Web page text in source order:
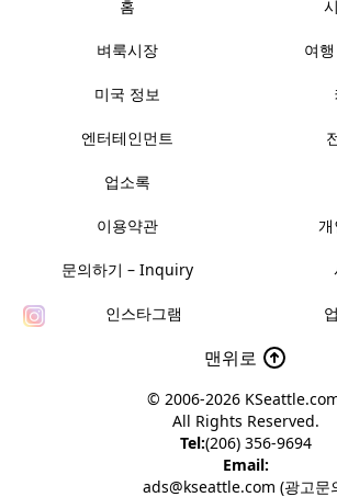
홈
벼룩시장 여
미국 정보
엔터테인먼트
업소록
이용약관 개
문의하기 – Inquiry
인스타그램
맨위로
© 2006-2026
All Rights Reserved.
Tel:(206) 356-9694
Email: